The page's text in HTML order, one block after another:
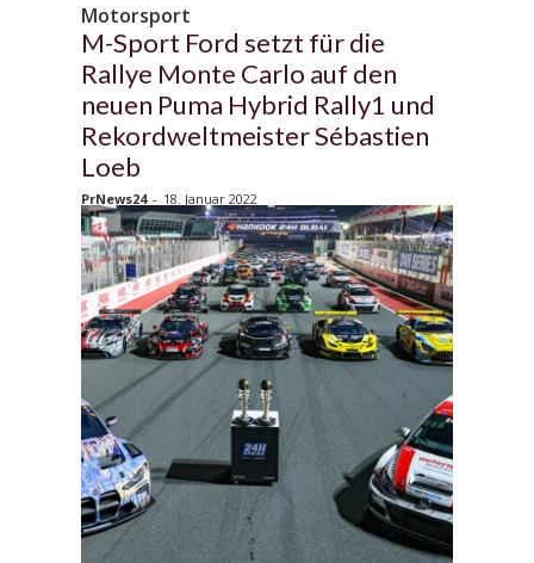
Motorsport
M-Sport Ford setzt für die
Rallye Monte Carlo auf den
neuen Puma Hybrid Rally1 und
Rekordweltmeister Sébastien
Loeb
PrNews24 - 18. Januar 2022